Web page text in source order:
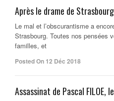
Après le drame de
Le mal et l’obscurantisme a
Strasbourg. Toutes nos pensées
familles, et
Posted On 12 Déc 2018
Assassinat de Pascal FILOE,